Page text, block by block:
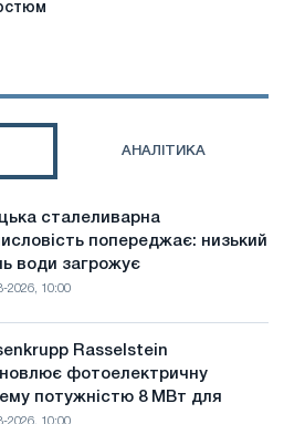
АНАЛІТИКА
сталеливарна
попереджає: низький
води загрожує
2026, 10:00
Rasselstein
фотоелектричну
потужністю 8 МВт для
2026, 10:00